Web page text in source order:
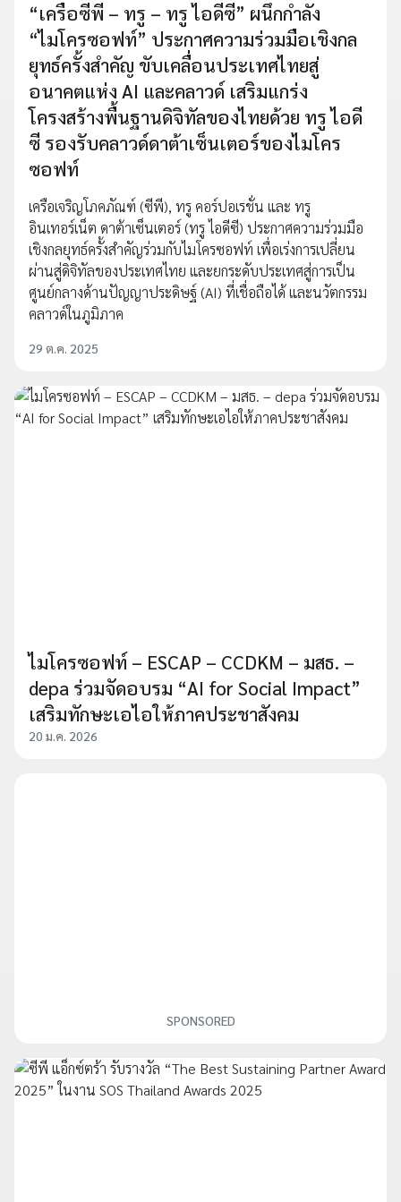
“เครือซีพี – ทรู – ทรู ไอดีซี” ผนึกกำลัง
“ไมโครซอฟท์” ประกาศความร่วมมือเชิงกล
ยุทธ์ครั้งสำคัญ ขับเคลื่อนประเทศไทยสู่
อนาคตแห่ง AI และคลาวด์ เสริมแกร่ง
โครงสร้างพื้นฐานดิจิทัลของไทยด้วย ทรู ไอดี
ซี รองรับคลาวด์ดาต้าเซ็นเตอร์ของไมโคร
ซอฟท์
เครือเจริญโภคภัณฑ์ (ซีพี), ทรู คอร์ปอเรชั่น และ ทรู
อินเทอร์เน็ต ดาต้าเซ็นเตอร์ (ทรู ไอดีซี) ประกาศความร่วมมือ
เชิงกลยุทธ์ครั้งสำคัญร่วมกับไมโครซอฟท์ เพื่อเร่งการเปลี่ยน
ผ่านสู่ดิจิทัลของประเทศไทย และยกระดับประเทศสู่การเป็น
ศูนย์กลางด้านปัญญาประดิษฐ์ (AI) ที่เชื่อถือได้ และนวัตกรรม
คลาวด์ในภูมิภาค
29 ต.ค. 2025
ไมโครซอฟท์ – ESCAP – CCDKM – มสธ. –
depa ร่วมจัดอบรม “AI for Social Impact”
เสริมทักษะเอไอให้ภาคประชาสังคม
20 ม.ค. 2026
SPONSORED